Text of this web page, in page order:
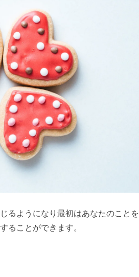
るようになり最初はあなたのことを
ることができます。